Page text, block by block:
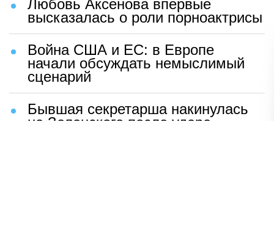
Любовь Аксенова впервые
высказалась о роли порноактрисы
Война США и ЕС: в Европе
начали обсуждать немыслимый
сценарий
Бывшая секретарша накинулась
на Зеленского после удара